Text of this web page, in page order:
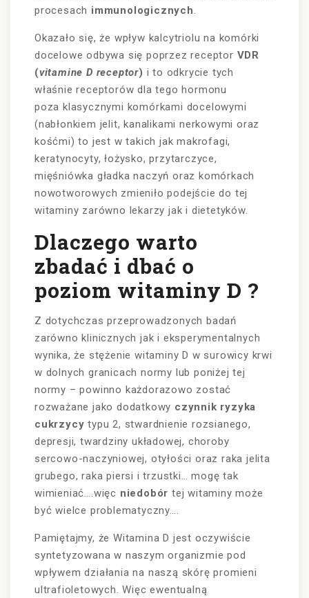
procesach immunologicznych.
Okazało się, że wpływ kalcytriolu na komórki
docelowe odbywa się poprzez receptor VDR
(vitamine D receptor) i to odkrycie tych
właśnie receptorów dla tego hormonu
poza klasycznymi komórkami docelowymi
(nabłonkiem jelit, kanalikami nerkowymi oraz
kośćmi) to jest w takich jak makrofagi,
keratynocyty, łożysko, przytarczyce,
mięśniówka gładka naczyń oraz komórkach
nowotworowych zmieniło podejście do tej
witaminy zarówno lekarzy jak i dietetyków.
Dlaczego warto
zbadać i dbać o
poziom witaminy D ?
Z dotychczas przeprowadzonych badań
zarówno klinicznych jak i eksperymentalnych
wynika, że stężenie witaminy D w surowicy krwi
w dolnych granicach normy lub poniżej tej
normy – powinno każdorazowo zostać
rozważane jako dodatkowy czynnik ryzyka
cukrzycy typu 2, stwardnienie rozsianego,
depresji, twardziny układowej, choroby
sercowo-naczyniowej, otyłości oraz raka jelita
grubego, raka piersi i trzustki… mogę tak
wimieniać….więc niedobór tej witaminy może
być wielce problematyczny….
Pamiętajmy, że Witamina D jest oczywiście
syntetyzowana w naszym organizmie pod
wpływem działania na naszą skórę promieni
ultrafioletowych. Więc ewentualną